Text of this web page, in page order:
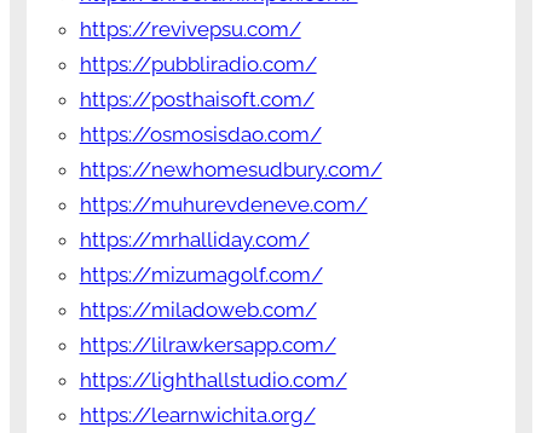
https://revivepsu.com/
https://pubbliradio.com/
https://posthaisoft.com/
https://osmosisdao.com/
https://newhomesudbury.com/
https://muhurevdeneve.com/
https://mrhalliday.com/
https://mizumagolf.com/
https://miladoweb.com/
https://lilrawkersapp.com/
https://lighthallstudio.com/
https://learnwichita.org/